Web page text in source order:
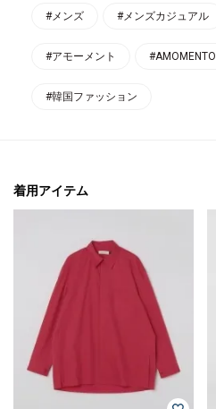
#メンズ
#メンズカジュアル
#アモーメント #AMOMENTO
#韓国ファッション
着用アイテム